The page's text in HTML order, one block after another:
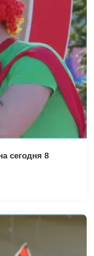
сегодня 8